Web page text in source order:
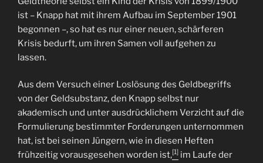
ist – Knapp hat mit ihrem Aufbau im September 1901
begonnen –, so hat es nur einer neuen, schärferen
Krisis bedurft, um ihren Samen voll aufgehen zu
lassen.
Aus dem Versuch einer Loslösung des Geldbegriffs
von der Geldsubstanz, den Knapp selbst nur
akademisch und unter ausdrücklichem Verzicht auf die
Formulierung bestimmter Forderungen unternommen
hat, ist bei seinen Jüngern, wie in diesen Heften
frühzeitig vorausgesehen worden ist,[1] im Laufe der